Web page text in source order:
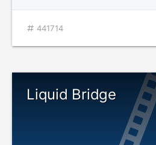
441714
Liquid Bridge